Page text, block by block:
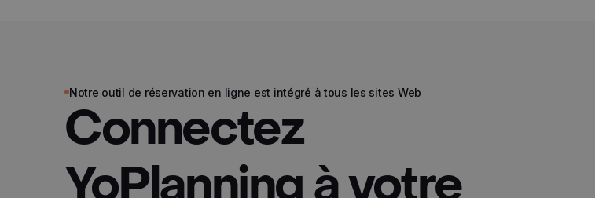
Notre outil de réservation en ligne est intégré à tous les sites Web
Connectez
YoPlanning à votre